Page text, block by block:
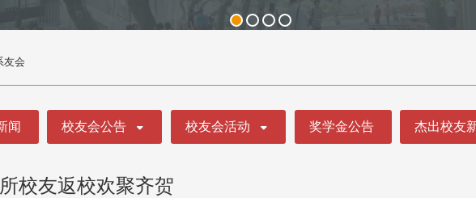
友会
闻 校友会公告 校友会活动 奖学金公告 杰出校友
校友返校欢聚齐贺